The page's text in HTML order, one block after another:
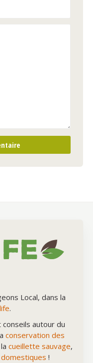
Local, dans la
.
autour du
conservation des
cueillette sauvage,
!